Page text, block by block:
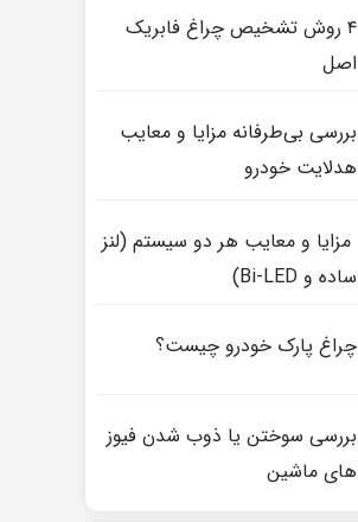
۴ روش تشخیص چراغ فابریک
اصل
بررسی بی‌طرفانه مزایا و معایب
هدلایت خودرو
مزایا و معایب هر دو سیستم (لنز
ساده و Bi-LED)
چراغ پارک خودرو چیست؟
بررسی سوختن یا ذوب شدن فیوز
های ماشین